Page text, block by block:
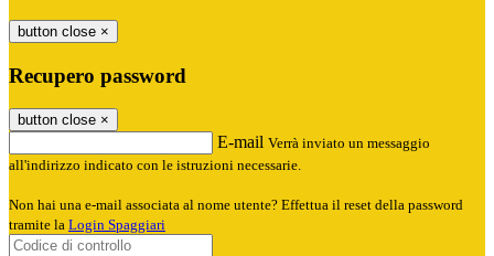
button close ×
Recupero password
button close ×
E-mail Verrà inviato un messaggio
all'indirizzo indicato con le istruzioni necessarie.
Non hai una e-mail associata al nome utente? Effettua il reset della password
tramite la Login Spaggiari